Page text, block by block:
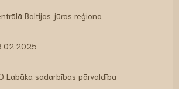
Baltijas jūras reģiona
Labāka sadarbības pārvaldība